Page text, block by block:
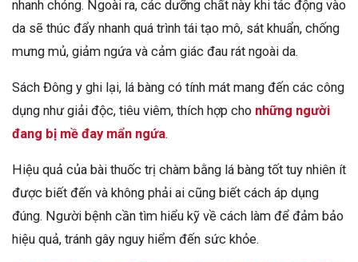
nhanh chóng. Ngoài ra, các dưỡng chất này khi tác động vào
da sẽ thúc đẩy nhanh quá trình tái tạo mô, sát khuẩn, chống
mưng mủ, giảm ngứa và cảm giác đau rát ngoài da.
Sách Đông y ghi lại, lá bàng có tính mát mang đến các công
dụng như giải độc, tiêu viêm, thích hợp cho những người
đang bị mề đay mẩn ngứa.
Hiệu quả của bài thuốc trị chàm bằng lá bàng tốt tuy nhiên ít
được biết đến và không phải ai cũng biết cách áp dụng
đúng. Người bệnh cần tìm hiểu kỹ về cách làm để đảm bảo
hiệu quả, tránh gây nguy hiểm đến sức khỏe.